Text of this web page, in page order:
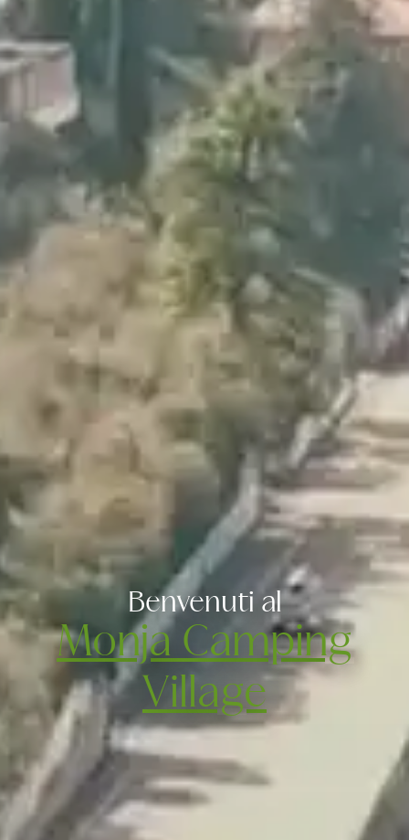
Benvenuti al
Monja Camping
Village